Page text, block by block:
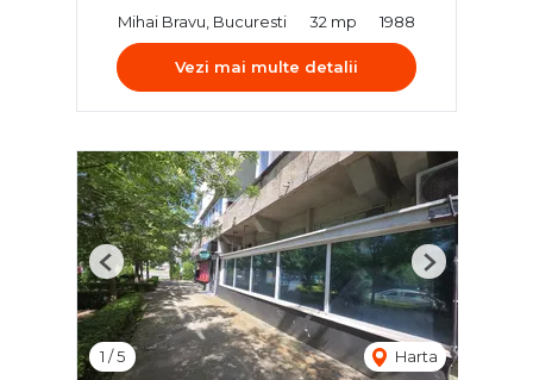
Mihai Bravu, Bucuresti
32 mp 1988
Vezi mai multe detalii
1 /5 Harta
Previous Next